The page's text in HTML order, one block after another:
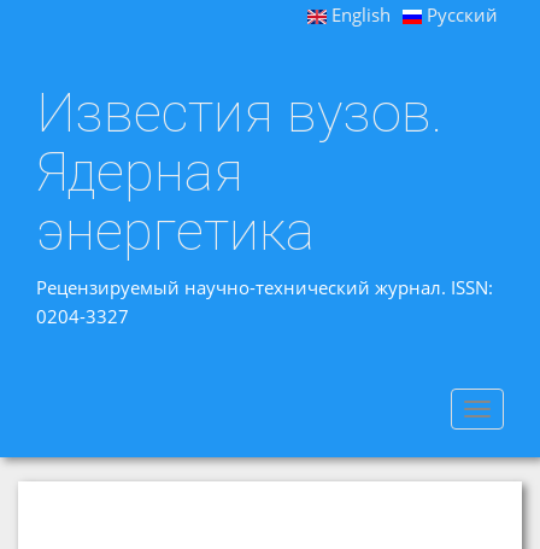
English Русский
Известия вузов.
Ядерная
энергетика
Рецензируемый научно-технический журнал. ISSN:
0204-3327
Toggle